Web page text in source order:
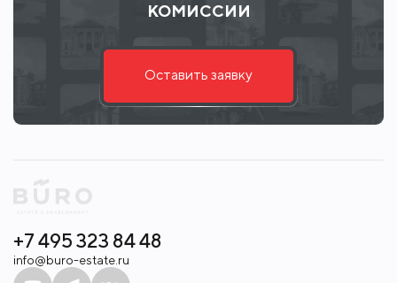
КОМИССИИ
Оставить заявку
+7 495 323 84 48
info@buro-estate.ru